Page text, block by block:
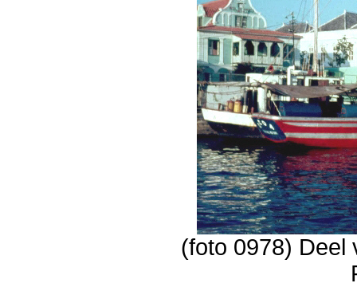
(foto 0978) Deel